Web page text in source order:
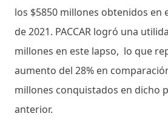
los $5850 millones obtenidos en
de 2021. PACCAR logró una
millones en este lapso, lo que
aumento del 28% en
millones conquistados en dicho
anterior.